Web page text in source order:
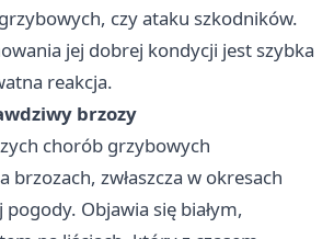
czy ataku szkodników.
jej dobrej kondycji jest szybka
reakcja.
brzozy
chorób grzybowych
brzozach, zwłaszcza w okresach
pogody. Objawia się białym,